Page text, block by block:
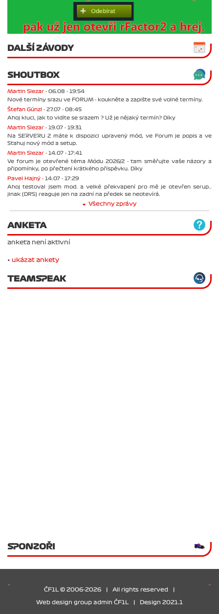
DALŠÍ ZÁVODY
SHOUTBOX
Martin Slezar - 06.08 - 19:54
Nové termíny srazu ve FORUM - koukněte a zapište své volné termíny.
Štefan Günzl - 27.07 - 08:45
Ahoj kluci, jak to vidíte se srazem ? Už je nějaký termín? Díky
Martin Slezar - 19.07 - 19:31
Na SERVERU 2 máte k dispozici upravený mód, ve Forum je popis a ve
Stahuj nový mód a setup.
Martin Slezar - 14.07 - 17:41
Ve forum je otevřené téma Módu 2026/2 - tam směřujte vaše názory a
připomínky, po přečtení krátkého příspěvku. Díky
Pavel Hajný - 14.07 - 17:29
Ahoj testoval jsem mod. a velké překvapení pro mě je otevřen serup..
jinak (DRS) reaguje jen na zadní na předek se neotevírá.
Všechny zprávy
ANKETA
anketa není aktivní
• ukázat ankety
TEAMSPEAK
SPONZOŘI
ČF1L © 2006-2026 All rights reserved
Web design group admin ČF1L Design 2021.1